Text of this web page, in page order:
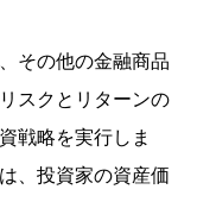
その他の金融商品
スクとリターンの
戦略を実行しま
、投資家の資産価